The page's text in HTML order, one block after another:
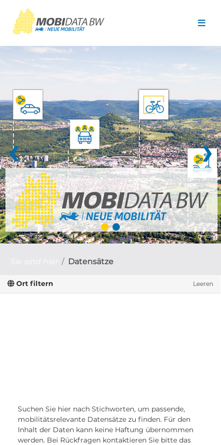
❮ ❯
Datensätze
Ort filtern Leeren
Suchen Sie hier nach Stichworten, um passende,
mobilitätsrelevante Datensätze zu finden. Für den
Inhalt der Daten kann keine Haftung übernommen
werden. Bei Rückfragen kontaktieren Sie bitte das